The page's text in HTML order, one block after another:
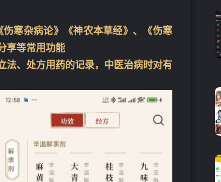
寒杂病论》《神农本草经》、《伤寒
享等常用功能
法、处方用药的记录，中医治病时对有